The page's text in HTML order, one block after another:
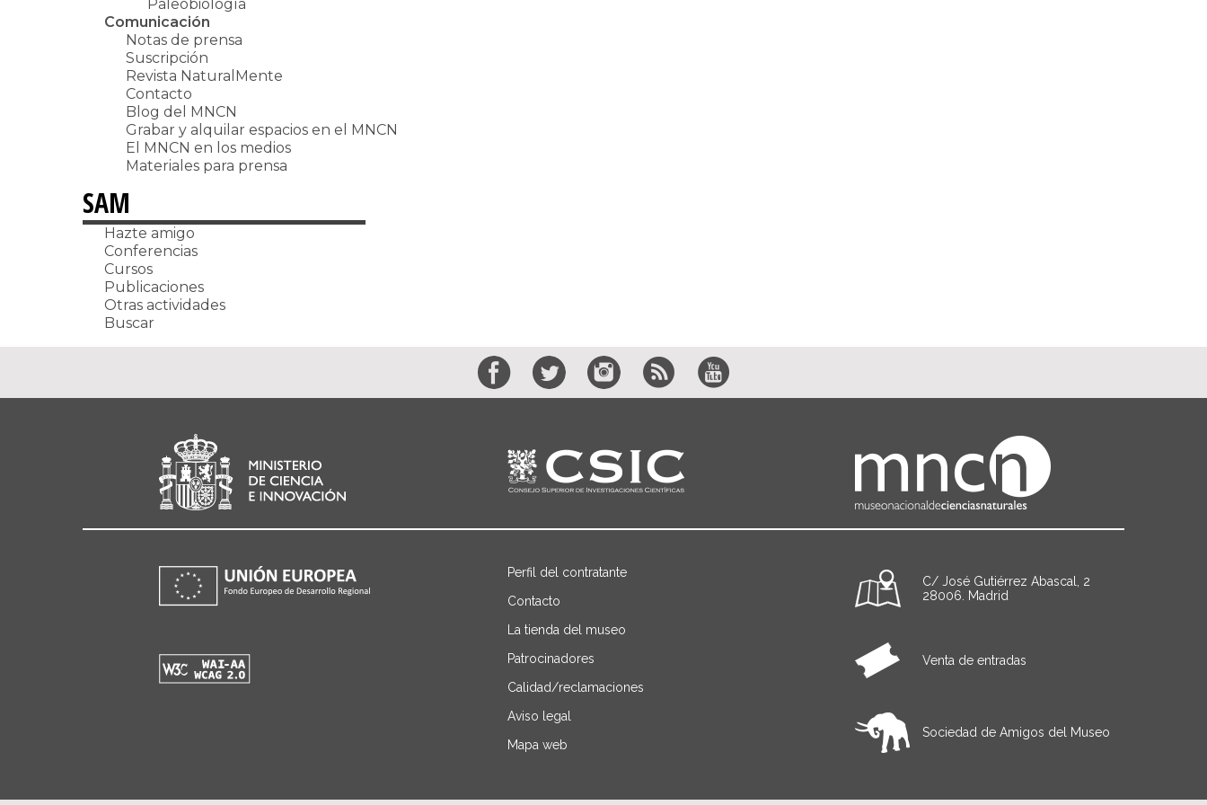
Paleobiología
Comunicación
Notas de prensa
Suscripción
Revista NaturalMente
Contacto
Blog del MNCN
Grabar y alquilar espacios en el MNCN
El MNCN en los medios
Materiales para prensa
SAM
Hazte amigo
Conferencias
Cursos
Publicaciones
Otras actividades
Buscar
Perfil del contratante
Contacto
La tienda del museo
Patrocinadores
Calidad/reclamaciones
Aviso legal
Mapa web
C/ José Gutiérrez Abascal, 2
28006. Madrid
Venta de entradas
Sociedad de Amigos del Museo